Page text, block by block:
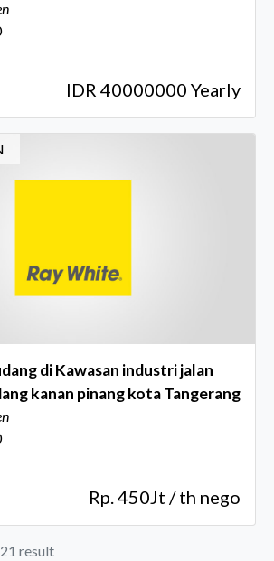
IDR 40000000 Yearly
di Kawasan industri jalan
kanan pinang kota Tangerang
Rp. 450Jt / th nego
result